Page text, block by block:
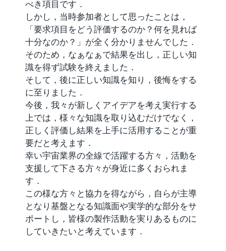
べき項目です．
しかし，当時参加者として思ったことは，
「要求項目をどう評価するのか？何を見れば
十分なのか？」が全く分かりませんでした．
そのため，なぁなぁで結果を出し，正しい知
識を得ず試験を終えました．
そして，後に正しい知識を知り，後悔をする
に至りました．
今後，我々が新しくアイデアを考え実行する
上では，様々な知識を取り込むだけでなく，
正しく評価し結果を上手に活用することが重
要だと考えます．
幸い宇宙業界の全線で活躍する方々，活動を
支援して下さる方々が身近に多くおられま
す．
この様な方々と協力を得ながら，自らが主導
となり基盤となる知識面や実学的な部分をサ
ポートし，皆様の製作活動を実りあるものに
していきたいと考えています．